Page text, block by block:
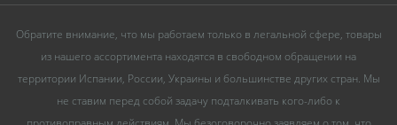
Обратите внимание, что мы работаем только в легальной сфере, товары
из нашего ассортимента находятся в свободном обращении на
территории Испании, России, Украины и большинстве других стран. Мы
не ставим перед собой задачу подталкивать кого-либо к